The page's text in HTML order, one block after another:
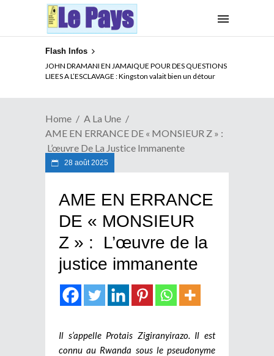
Flash Infos
JOHN DRAMANI EN JAMAIQUE POUR DES QUESTIONS
LIEES A L’ESCLAVAGE : Kingston valait bien un détour
ELECTION DE TALON A LA TETE DU SENAT BENINOIS :
Quand Patrice quitte le pouvoir sans partir !
Home
A La Une
AME EN ERRANCE DE « MONSIEUR Z » :
L’œuvre De La Justice Immanente
28 août 2025
AME EN ERRANCE
DE « MONSIEUR
Z » : L’œuvre de la
justice immanente
Il s’appelle Protais Zigiranyirazo. Il est
connu au Rwanda sous le pseudonyme